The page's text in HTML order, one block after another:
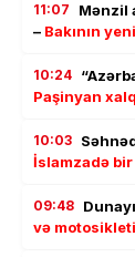
11:07
Mənzil
– Bakının
10:24
Paşinyan
10:03
İslamzadə bir
09:48
və motosikleti